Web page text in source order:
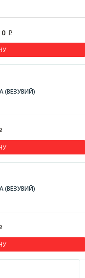
Р
(ВЕЗУВИЙ)
(ВЕЗУВИЙ)